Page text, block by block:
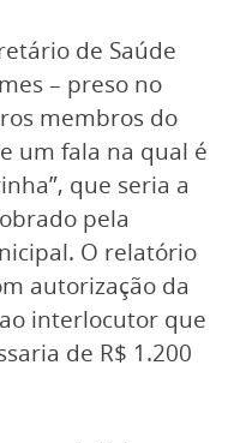
de Saúde
– preso no
membros do
um fala na qual é
que seria a
pela
O relatório
autorização da
interlocutor que
de R$ 1.200